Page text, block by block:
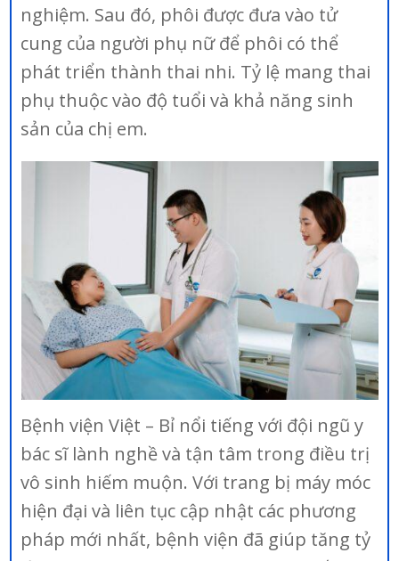
nghiệm. Sau đó, phôi được đưa vào tử
cung của người phụ nữ để phôi có thể
phát triển thành thai nhi. Tỷ lệ mang thai
phụ thuộc vào độ tuổi và khả năng sinh
sản của chị em.
Bệnh viện Việt – Bỉ nổi tiếng với đội ngũ y
bác sĩ lành nghề và tận tâm trong điều trị
vô sinh hiếm muộn. Với trang bị máy móc
hiện đại và liên tục cập nhật các phương
pháp mới nhất, bệnh viện đã giúp tăng tỷ